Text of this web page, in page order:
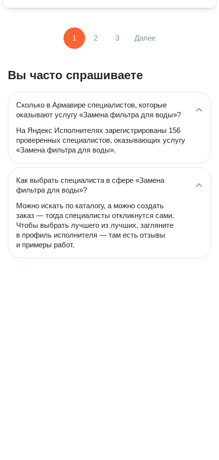
1 2 3 Далее
Вы часто спрашиваете
Сколько в Армавире специалистов, которые
оказывают услугу «Замена фильтра для воды»?
На Яндекс Исполнителях зарегистрированы 156
проверенных специалистов, оказывающих услугу
«Замена фильтра для воды».
Как выбрать специалиста в сфере «Замена
фильтра для воды»?
Можно искать по каталогу, а можно создать
заказ — тогда специалисты откликнутся сами.
Чтобы выбрать лучшего из лучших, загляните
в профиль исполнителя — там есть отзывы
и примеры работ.